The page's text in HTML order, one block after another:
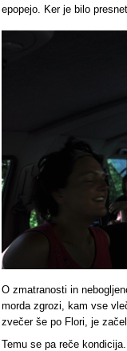
epopejo. Ker je bilo
O zmatranosti in
morda zgrozi, kam vse
zvečer še po Flori, je
Temu se pa reče